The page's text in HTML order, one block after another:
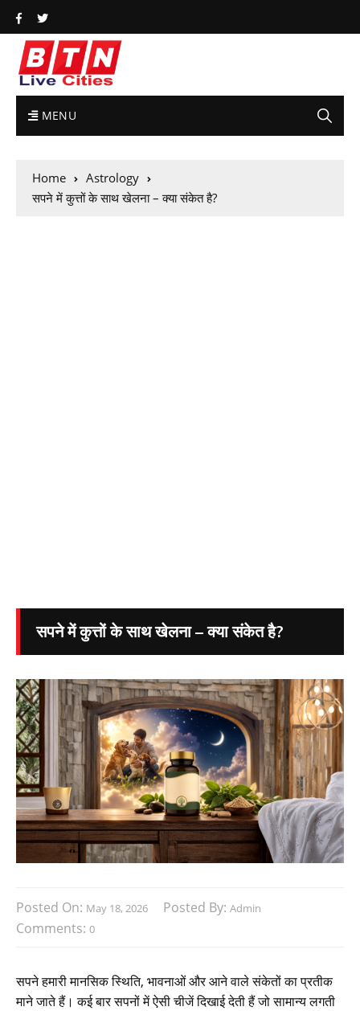
MENU
Home
Astrology
सपने में कुत्तों के साथ खेलना – क्या संकेत है?
सपने में कुत्तों के साथ खेलना – क्या संकेत है?
Posted On: May 18, 2026 Posted By: Admin
Comments: 0
सपने हमारी मानसिक स्थिति, भावनाओं और आने वाले संकेतों का प्रतीक
माने जाते हैं। कई बार सपनों में ऐसी चीजें दिखाई देती हैं जो सामान्य लगती